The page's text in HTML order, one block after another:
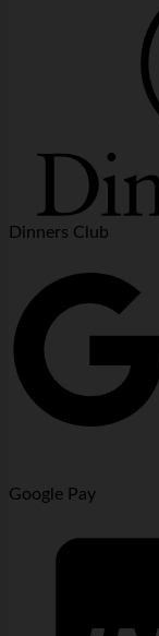
Dinners Club
Google Pay